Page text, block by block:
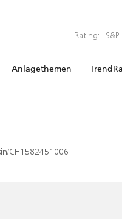
Rating:
Anlagethemen
CH1582451006